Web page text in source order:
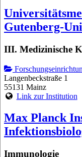
Gutenberg-
III. Medizinische
Langenbeckstraße 1
55131 Mainz
Link zur Institution
Max Planck
Immunologie